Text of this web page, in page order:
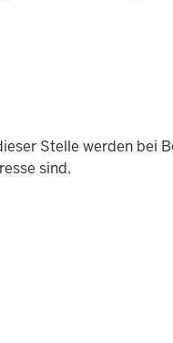
Stelle werden bei
sind.